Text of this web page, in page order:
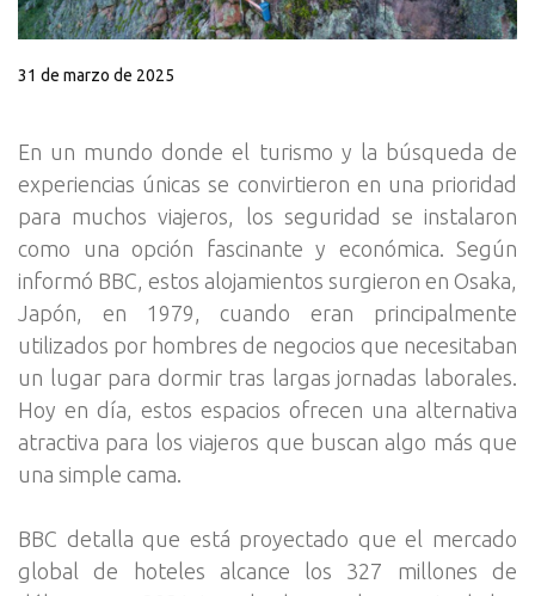
31 de marzo de 2025
En un mundo donde el turismo y la búsqueda de
experiencias únicas se convirtieron en una prioridad
para muchos viajeros, los seguridad se instalaron
como una opción fascinante y económica. Según
informó BBC, estos alojamientos surgieron en Osaka,
Japón, en 1979, cuando eran principalmente
utilizados por hombres de negocios que necesitaban
un lugar para dormir tras largas jornadas laborales.
Hoy en día, estos espacios ofrecen una alternativa
atractiva para los viajeros que buscan algo más que
una simple cama.
BBC detalla que está proyectado que el mercado
global de hoteles alcance los 327 millones de